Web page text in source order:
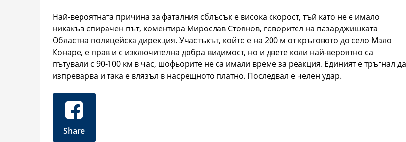
Най-вероятната причина за фаталния сблъсък е висока скорост, тъй като не е имало
никакъв спирачен път, коментира Мирослав Стоянов, говорител на пазарджишката
Областна полицейска дирекция. Участъкът, който е на 200 м от кръговото до село Мало
Конаре, е прав и с изключителна добра видимост, но и двете коли най-вероятно са
пътували с 90-100 км в час, шофьорите не са имали време за реакция. Единият е тръгнал да
изпреварва и така е влязъл в насрещното платно. Последвал е челен удар.
Share